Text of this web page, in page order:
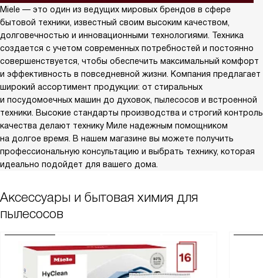
Miele — это один из ведущих мировых брендов в сфере
бытовой техники, известный своим высоким качеством,
долговечностью и инновационными технологиями. Техника
создается с учетом современных потребностей и постоянно
совершенствуется, чтобы обеспечить максимальный комфорт
и эффективность в повседневной жизни. Компания предлагает
широкий ассортимент продукции: от стиральных
и посудомоечных машин до духовок, пылесосов и встроенной
техники. Высокие стандарты производства и строгий контроль
качества делают технику Миле надежным помощником
на долгое время. В нашем магазине вы можете получить
профессиональную консультацию и выбрать технику, которая
идеально подойдет для вашего дома.
Аксессуары и бытовая химия для
пылесосов